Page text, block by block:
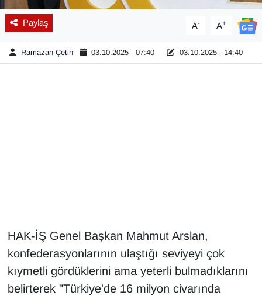
Paylaş A- A+
Ramazan Çetin 03.10.2025 - 07:40 03.10.2025 - 14:40
HAK-İŞ Genel Başkan Mahmut Arslan,
konfederasyonlarının ulaştığı seviyeyi çok
kıymetli gördüklerini ama yeterli bulmadıklarını
belirterek "Türkiye'de 16 milyon civarında
EKONOMİ
HABERDE İNSAN
İngilizce